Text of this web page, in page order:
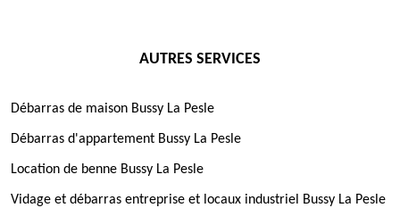
AUTRES SERVICES
Débarras de maison Bussy La Pesle
Débarras d'appartement Bussy La Pesle
Location de benne Bussy La Pesle
Vidage et débarras entreprise et locaux industriel Bussy La Pesle